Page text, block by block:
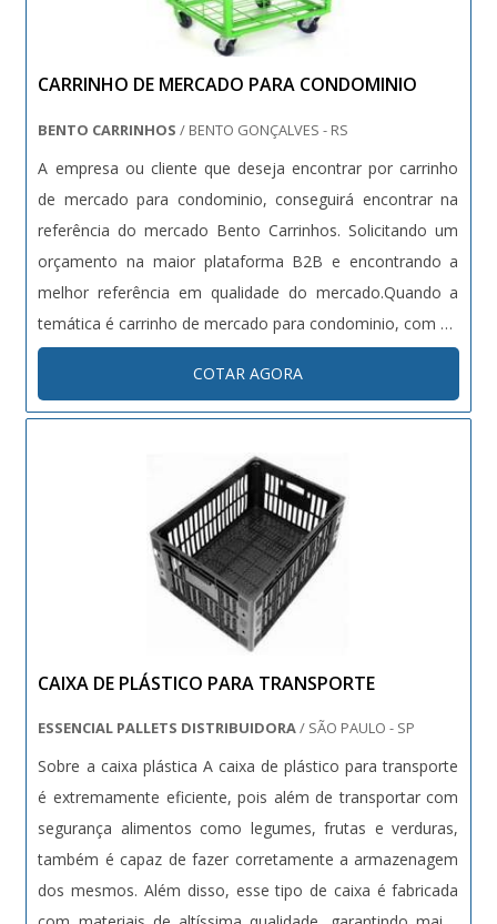
CARRINHO DE MERCADO PARA CONDOMINIO
BENTO CARRINHOS / BENTO GONÇALVES - RS
A empresa ou cliente que deseja encontrar por carrinho
de mercado para condominio, conseguirá encontrar na
referência do mercado Bento Carrinhos. Solicitando um
orçamento na maior plataforma B2B e encontrando a
melhor referência em qualidade do mercado.Quando a
temática é carrinho de mercado para condominio, com os
melhores profissionais da Bento Carrinhos conseguirá
excelente custo-benefício com pagamento
acessível.DETALHES SOBRE CARRINHO DE MERCADO
demonstrar competência e excelência em sua área de
atuação. A Bento Carrinhos objetiva seus recursos em
produzir uma estrutura com: Escritório de alta qualidade
onde são realizadas as atividades; Equipamentos de
última geração; Catálogo amplo de serviços. Tudo para
oferecer carrinhos de mercado para condominio com
condominio, deve-se ter a exatidão em orçar com
empresas que prezam por produtos e serviços que
tenham ótima qualidade e assertividade, pequenos
detalhes, mas de grande valia para saber a procedência e
seriedade da empresa.É por essa razão que a Bento
Carrinhos é segura quando tratamos do segmento de
fabricação e reforma de carrinhos. A empresa foca a
satisfação da venda à entrega final, com foco total na
COTAR AGORA
CAIXA DE PLÁSTICO PARA TRANSPORTE
ESSENCIAL PALLETS DISTRIBUIDORA/ SÃO PAULO - SP
Sobre a caixa plástica A caixa de plástico para transporte
é extremamente eficiente, pois além de transportar com
segurança alimentos como legumes, frutas e verduras,
também é capaz de fazer corretamente a armazenagem
dos mesmos. Além disso, esse tipo de caixa é fabricada